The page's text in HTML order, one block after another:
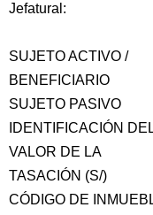
Jefatural:
SUJETO ACTIVO /
BENEFICIARIO
SUJETO PASIVO
IDENTIFICACIÓN
VALOR DE LA
TASACIÓN (S/)
CÓDIGO DE